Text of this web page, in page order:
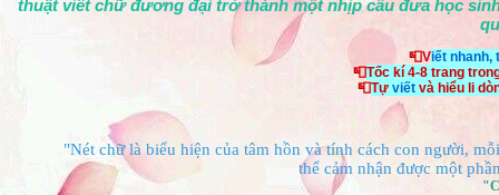
thuật viết chữ đương đại trở thành một nhịp cầu đưa học
📮Viết nhanh,
📮Tốc kí 4-8 trang
📮Tựviết và hiểu li
"Nét chữ là biểu hiện của tâm hồn và tính cách con người,
thể cảm nhận được một